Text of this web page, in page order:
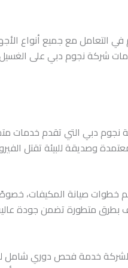
التعامل مع جميع أنواع
شركة نجوم دبي على
نجوم دبي التي تقدم
وصديقة للبيئة تقتل
خطوات صيانة المكيفات،
بطرق متطورة تضمن جودة
الشركة خدمة فحص دوري شامل